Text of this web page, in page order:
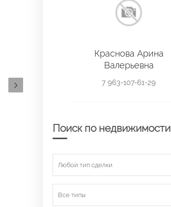
Краснова Арина
Валерьевна
7 963-107-61-29
Поиск по недвижимости
Любой тип сделки
Все типы